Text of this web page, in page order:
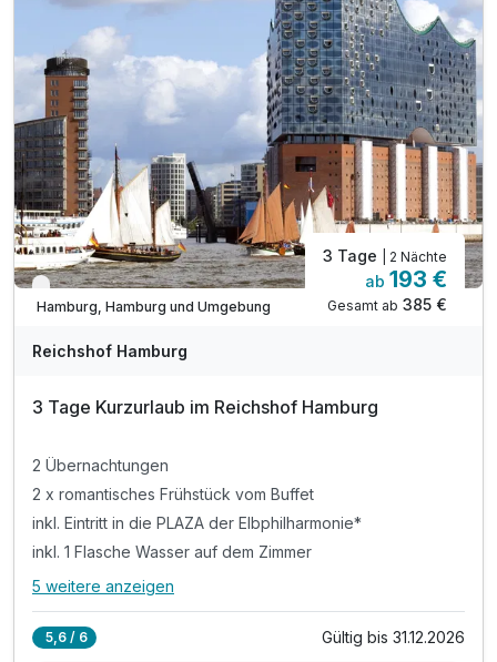
inkl. Smart TV mit Streaming Funktion
inkl. Stadtplan für Entdeckertouren & Sightseeing
inkl. Nutzung unseres alsterSPA
inkl. Bademantel während des Aufenthaltes
inkl. Nutzung W-Lan
Verfügbar bis Dezember
Hamburg, Hamburg und Umgebung
3 Tage | 2 Nächte
ab 193 €
Gesamt ab 385 €
Reichshof Hamburg
3 Tage Kurzurlaub im Reichshof Hamburg
2 Übernachtungen
2 x romantisches Frühstück vom Buffet
inkl. Eintritt in die PLAZA der Elbphilharmonie*
inkl. 1 Flasche Wasser auf dem Zimmer
Alle Inklusivleistungen
5 weitere anzeigen
5,6 / 6 Gültig bis 31.12.2026